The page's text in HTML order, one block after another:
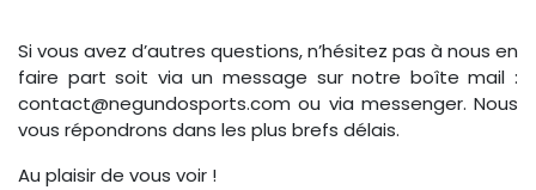
Si vous avez d’autres questions, n’hésitez pas à nous en
faire part soit via un message sur notre boîte mail :
contact@negundosports.com ou via messenger. Nous
vous répondrons dans les plus brefs délais.
Au plaisir de vous voir !